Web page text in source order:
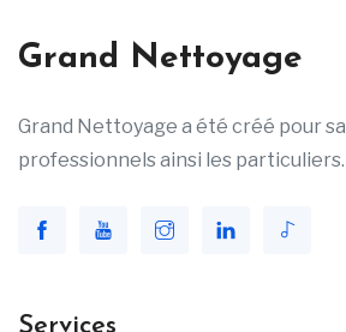
Grand Nettoyage
Grand Nettoyage a été créé pour
professionnels ainsi les particuliers.
Services